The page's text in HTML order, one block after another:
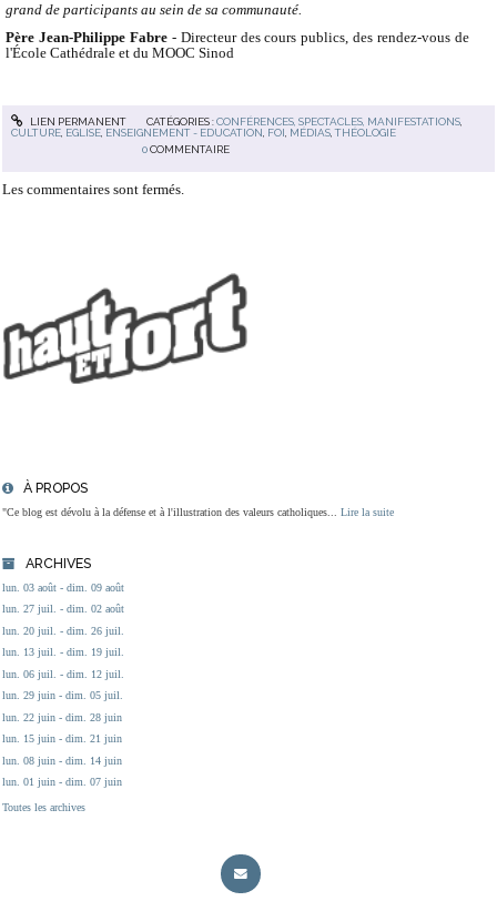
À PROPOS
"Ce blog est dévolu à la défense et à l'illustration des valeurs catholiques... Lire la suite
ARCHIVES
lun. 03 août - dim. 09 août
lun. 27 juil. - dim. 02 août
lun. 20 juil. - dim. 26 juil.
lun. 13 juil. - dim. 19 juil.
lun. 06 juil. - dim. 12 juil.
lun. 29 juin - dim. 05 juil.
lun. 22 juin - dim. 28 juin
lun. 15 juin - dim. 21 juin
lun. 08 juin - dim. 14 juin
lun. 01 juin - dim. 07 juin
Toutes les archives
grand de participants au sein de sa communauté.
Père Jean-Philippe Fabre- Directeur des cours publics, des rendez-vous de
l'École Cathédrale et du MOOC Sinod
LIEN PERMANENT CATÉGORIES :CONFÉRENCES, SPECTACLES, MANIFESTATIONS,
CULTURE, EGLISE, ENSEIGNEMENT - EDUCATION, FOI, MÉDIAS,THÉOLOGIE
0 COMMENTAIRE
Les commentaires sont fermés.